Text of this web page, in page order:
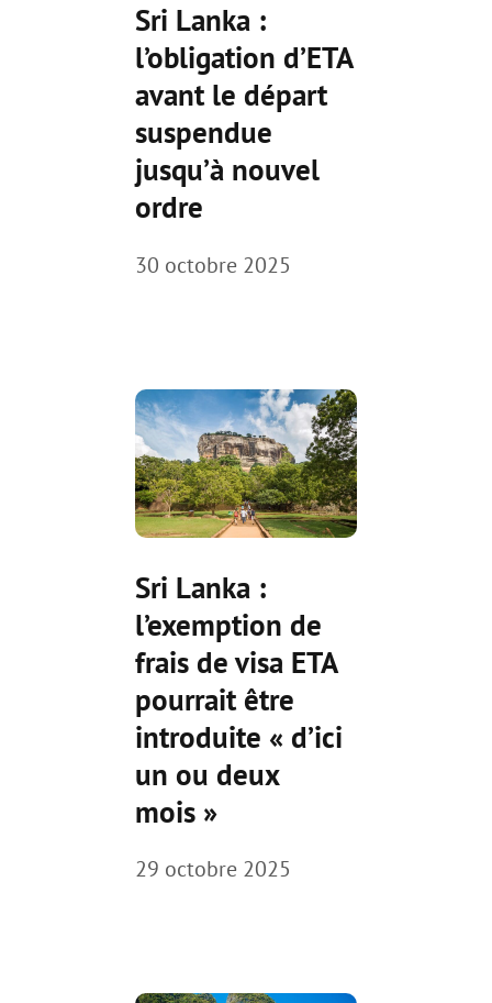
Sri Lanka :
l’obligation d’ETA
avant le départ
suspendue
jusqu’à nouvel
ordre
30 octobre 2025
Sri Lanka :
l’exemption de
frais de visa ETA
pourrait être
introduite « d’ici
un ou deux
mois »
29 octobre 2025